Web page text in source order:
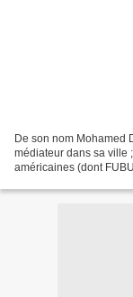
De son nom Mohamed
médiateur dans sa ville
américaines (dont